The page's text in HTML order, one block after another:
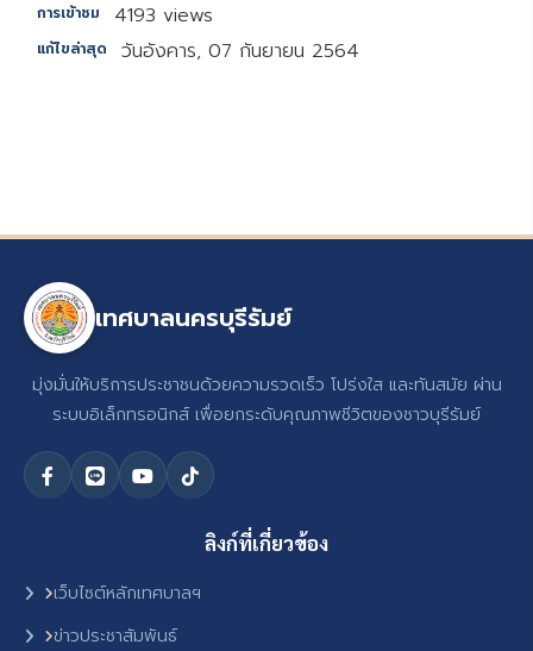
การเข้าชม 4193 views
แก้ไขล่าสุด วันอังคาร, 07 กันยายน 2564
เทศบาลนครบุรีรัมย์
มุ่งมั่นให้บริการประชาชนด้วยความรวดเร็ว โปร่งใส และทันสมัย ผ่าน
ระบบอิเล็กทรอนิกส์ เพื่อยกระดับคุณภาพชีวิตของชาวบุรีรัมย์
ลิงก์ที่เกี่ยวข้อง
เว็บไซต์หลักเทศบาลฯ
ข่าวประชาสัมพันธ์